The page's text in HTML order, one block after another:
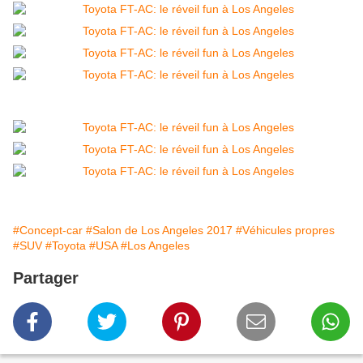
#Concept-car #Salon de Los Angeles 2017 #Véhicules propres
#SUV #Toyota #USA #Los Angeles
Partager